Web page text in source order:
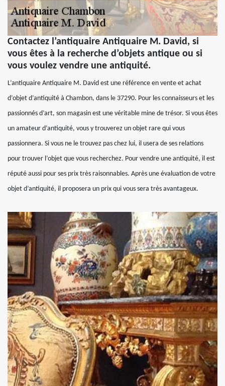
Contactez l’antiquaire Antiquaire M. David, si
vous êtes à la recherche d’objets antique ou si
vous voulez vendre une antiquité.
L’antiquaire Antiquaire M. David est une référence en vente et achat
d’objet d’antiquité à Chambon, dans le 37290. Pour les connaisseurs et les
passionnés d’art, son magasin est une véritable mine de trésor. Si vous êtes
un amateur d’antiquité, vous y trouverez un objet rare qui vous
passionnera. Si vous ne le trouvez pas chez lui, il usera de ses relations
pour trouver l’objet que vous recherchez. Pour vendre une antiquité, il est
réputé aussi pour ses prix très raisonnables. Après une évaluation de votre
objet d’antiquité, il proposera un prix qui vous sera très avantageux.